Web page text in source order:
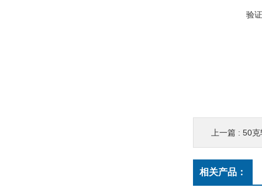
验
上一篇 : 50克
相关产品：